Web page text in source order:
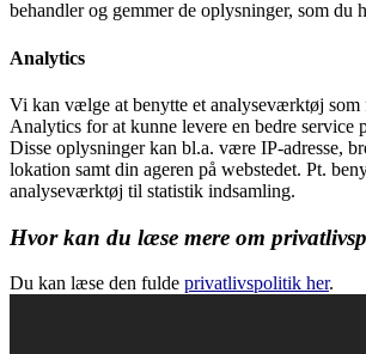
behandler og gemmer de oplysninger, som du
Analytics
Vi kan vælge at benytte et analyseværktøj som
Analytics for at kunne levere en bedre service
Disse oplysninger kan bl.a. være IP-adresse,
lokation samt din ageren på webstedet. Pt.
analyseværktøj til statistik indsamling.
Hvor kan du læse mere om
Du kan læse den fulde privatlivspolitik her.